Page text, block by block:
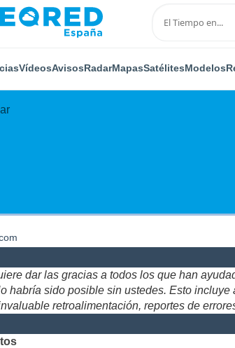
VídeosAvisosRadarMapasSatélitesModelos
dar las gracias a todos los que han
habría sido posible sin ustedes. Esto
retroalimentación, reportes de